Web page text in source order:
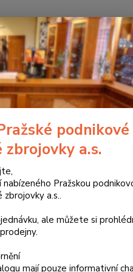
Hledat
Pro pistole Zásobníková dna a
pro CZ 75
řady
podnikové
zbrojovky a.s.
Pražskou
a.s..
ale můžete si
mají pouze informativní